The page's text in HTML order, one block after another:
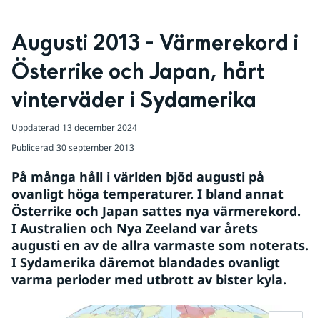
Augusti 2013 - Värmerekord i
Österrike och Japan, hårt
vinterväder i Sydamerika
Uppdaterad 13 december 2024
Publicerad 30 september 2013
På många håll i världen bjöd augusti på
ovanligt höga temperaturer. I bland annat
Österrike och Japan sattes nya värmerekord.
I Australien och Nya Zeeland var årets
augusti en av de allra varmaste som noterats.
I Sydamerika däremot blandades ovanligt
varma perioder med utbrott av bister kyla.